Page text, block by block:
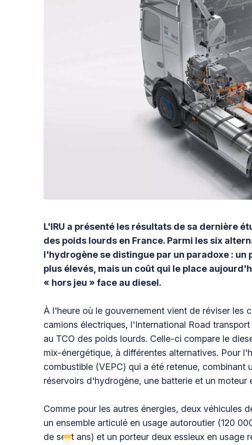
L'IRU a présenté les résultats de sa dernière
des poids lourds en France. Parmi les six
l'hydrogène se distingue par un paradoxe :
plus élevés, mais un coût qui le place
« hors jeu » face au diesel.
À l'heure où le gouvernement vient de réviser les
camions électriques, l'International Road
au TCO des poids lourds. Celle-ci compare le
mix-énergétique, à différentes alternatives. Pour
combustible (VEPC) qui a été retenue, combinant
réservoirs d'hydrogène, une batterie et un moteur
Comme pour les autres énergies, deux véhicules
un ensemble articulé en usage autoroutier (120
de sept ans) et un porteur deux essieux en